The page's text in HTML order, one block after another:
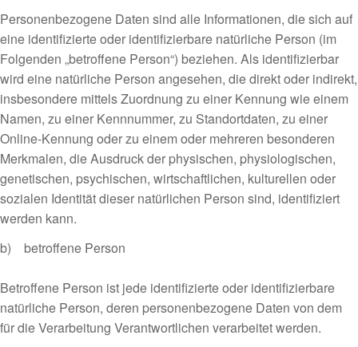
Personenbezogene Daten sind alle Informationen, die sich auf
eine identifizierte oder identifizierbare natürliche Person (im
Folgenden „betroffene Person“) beziehen. Als identifizierbar
wird eine natürliche Person angesehen, die direkt oder indirekt,
insbesondere mittels Zuordnung zu einer Kennung wie einem
Namen, zu einer Kennnummer, zu Standortdaten, zu einer
Online-Kennung oder zu einem oder mehreren besonderen
Merkmalen, die Ausdruck der physischen, physiologischen,
genetischen, psychischen, wirtschaftlichen, kulturellen oder
sozialen Identität dieser natürlichen Person sind, identifiziert
werden kann.
b) betroffene Person
Betroffene Person ist jede identifizierte oder identifizierbare
natürliche Person, deren personenbezogene Daten von dem
für die Verarbeitung Verantwortlichen verarbeitet werden.